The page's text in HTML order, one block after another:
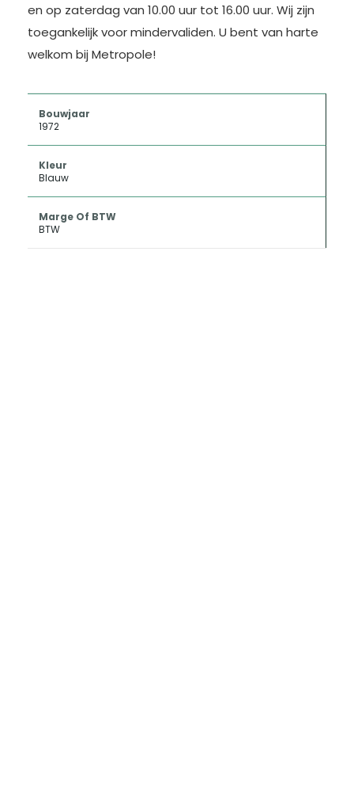
en op zaterdag van 10.00 uur tot 16.00 uur. Wij zijn
toegankelijk voor mindervaliden. U bent van harte
welkom bij Metropole!
Bouwjaar
1972
Kleur
Blauw
Marge Of BTW
BTW